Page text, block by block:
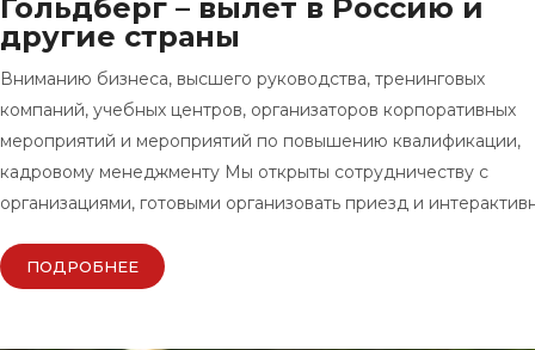
Гольдберг – вылет в Россию и
другие страны
Вниманию бизнеса, высшего руководства, тренинговых
компаний, учебных центров, организаторов корпоративных
мероприятий и мероприятий по повышению квалификации,
кадровому менеджменту Мы открыты сотрудничеству с
организациями, готовыми организовать приезд и
ПОДРОБНЕЕ